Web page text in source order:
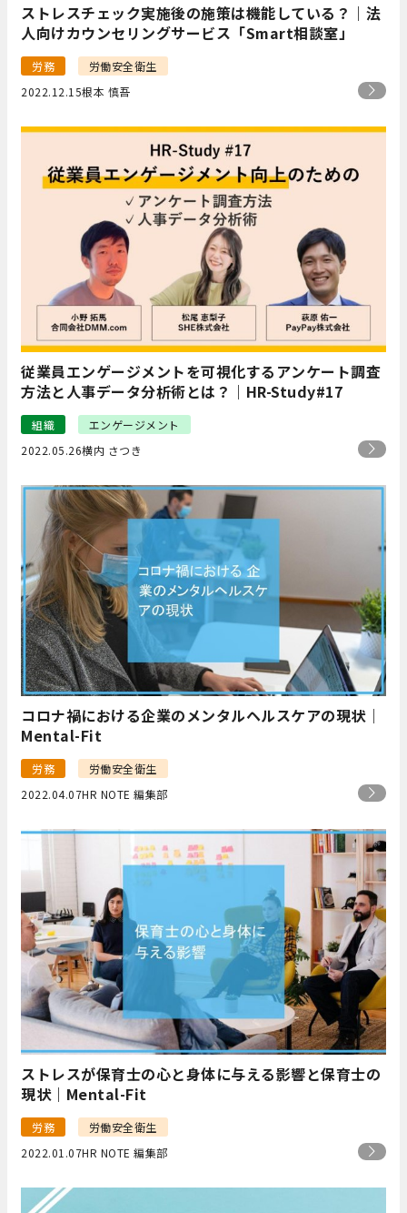
ストレスチェック実施後の施策は機能している？｜法
人向けカウンセリングサービス「Smart相談室」
労務
労働安全衛生
2022.12.15根本 慎吾
従業員エンゲージメントを可視化するアンケート調査
方法と人事データ分析術とは？｜HR-Study#17
組織
エンゲージメント
2022.05.26横内 さつき
コロナ禍における企業のメンタルヘルスケアの現状｜
Mental-Fit
労務
労働安全衛生
2022.04.07HR NOTE 編集部
ストレスが保育士の心と身体に与える影響と保育士の
現状｜Mental-Fit
労務
労働安全衛生
2022.01.07HR NOTE 編集部